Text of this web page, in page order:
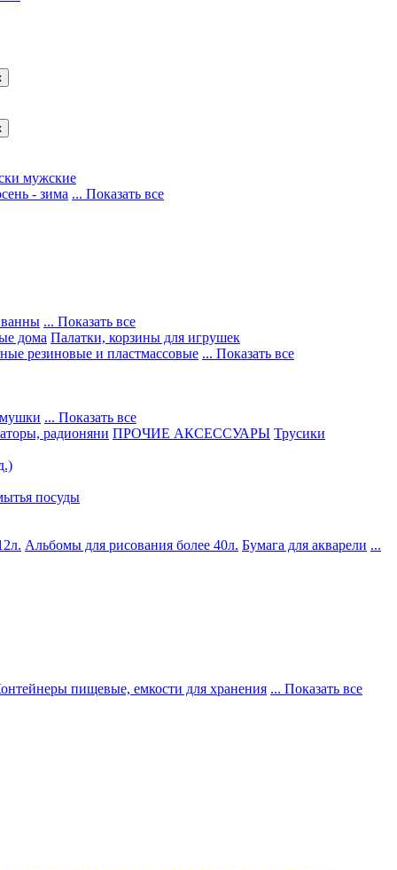
мужские
- зима ... Показать все
... Показать все
дома Палатки, корзины для игрушек
резиновые и пластмассовые ... Показать все
... Показать все
радионяни ПРОЧИЕ АКСЕССУАРЫ Трусики
посуды
Альбомы для рисования более 40л. Бумага для акварели ...
пищевые, емкости для хранения ... Показать все